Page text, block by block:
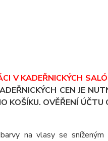
V KADEŘNICKÝCH
CEN JE
KOŠÍKU. OVĚŘENÍ
na vlasy se sníženým